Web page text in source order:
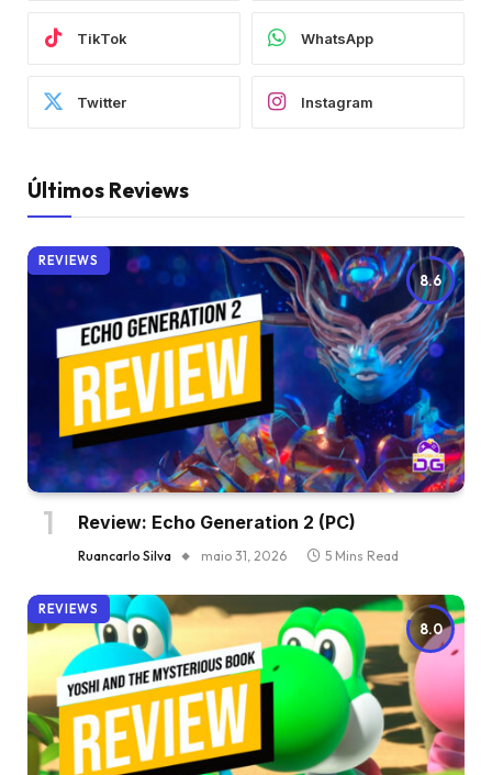
TikTok WhatsApp
Twitter Instagram
Últimos Reviews
8.6
REVIEWS
Review: Echo Generation 2 (PC)
Ruancarlo Silva maio 31, 2026 5 Mins Read
8.0
REVIEWS